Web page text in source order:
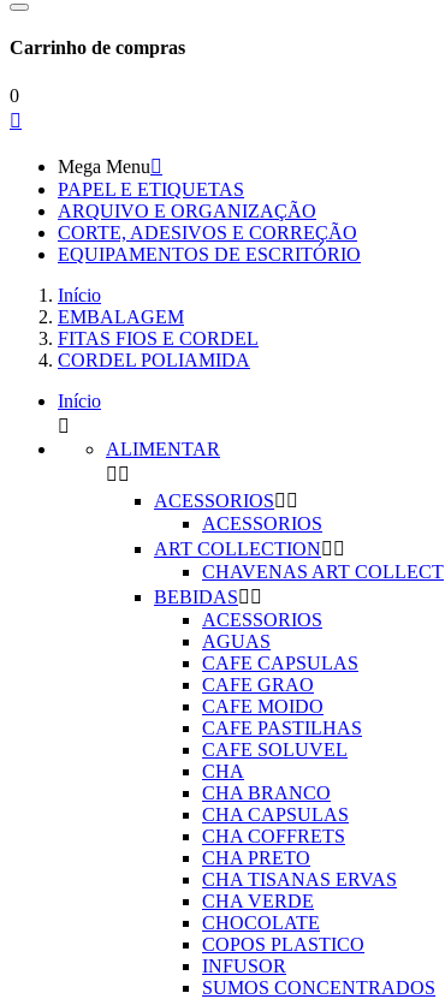
Carrinho de compras
0

Mega Menu
PAPEL E ETIQUETAS
ARQUIVO E ORGANIZAÇÃO
CORTE, ADESIVOS E CORREÇÃO
EQUIPAMENTOS DE ESCRITÓRIO
Início
EMBALAGEM
FITAS FIOS E CORDEL
CORDEL POLIAMIDA
Início

ALIMENTAR
 
ACESSORIOS 
ACESSORIOS
ART COLLECTION 
CHAVENAS ART COLLECT
BEBIDAS 
ACESSORIOS
AGUAS
CAFE CAPSULAS
CAFE GRAO
CAFE MOIDO
CAFE PASTILHAS
CAFE SOLUVEL
CHA
CHA BRANCO
CHA CAPSULAS
CHA COFFRETS
CHA PRETO
CHA TISANAS ERVAS
CHA VERDE
CHOCOLATE
COPOS PLASTICO
INFUSOR
SUMOS CONCENTRADOS